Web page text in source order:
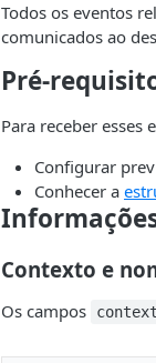
Todos os eventos
comunicados ao
Pré-
Para receber esses
Configurar
Conhecer a
Contexto e
Os campos